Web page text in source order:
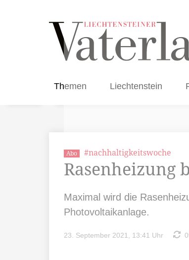
Themen Liechtenstein
Abo #nachhaltigkeitswoche
Rasenheizung
Maximal wird die
Photovoltaikanlage.
23. September 2021, 13:41 Uhr